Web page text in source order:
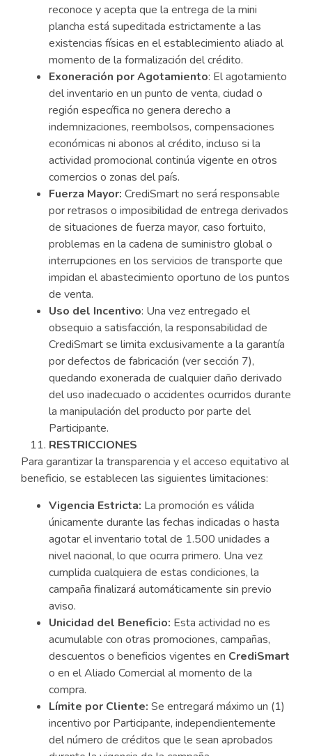
reconoce y acepta que la entrega de la mini
plancha está supeditada estrictamente a las
existencias físicas en el establecimiento aliado al
momento de la formalización del crédito.
Exoneración por Agotamiento: El agotamiento
del inventario en un punto de venta, ciudad o
región específica no genera derecho a
indemnizaciones, reembolsos, compensaciones
económicas ni abonos al crédito, incluso si la
actividad promocional continúa vigente en otros
comercios o zonas del país.
Fuerza Mayor: CrediSmart no será responsable
por retrasos o imposibilidad de entrega derivados
de situaciones de fuerza mayor, caso fortuito,
problemas en la cadena de suministro global o
interrupciones en los servicios de transporte que
impidan el abastecimiento oportuno de los puntos
de venta.
Uso del Incentivo: Una vez entregado el
obsequio a satisfacción, la responsabilidad de
CrediSmart se limita exclusivamente a la garantía
por defectos de fabricación (ver sección 7),
quedando exonerada de cualquier daño derivado
del uso inadecuado o accidentes ocurridos durante
la manipulación del producto por parte del
Participante.
RESTRICCIONES
Para garantizar la transparencia y el acceso equitativo al
beneficio, se establecen las siguientes limitaciones:
Vigencia Estricta: La promoción es válida
únicamente durante las fechas indicadas o hasta
agotar el inventario total de 1.500 unidades a
nivel nacional, lo que ocurra primero. Una vez
cumplida cualquiera de estas condiciones, la
campaña finalizará automáticamente sin previo
aviso.
Unicidad del Beneficio: Esta actividad no es
acumulable con otras promociones, campañas,
descuentos o beneficios vigentes en CrediSmart
o en el Aliado Comercial al momento de la
compra.
Límite por Cliente: Se entregará máximo un (1)
incentivo por Participante, independientemente
del número de créditos que le sean aprobados